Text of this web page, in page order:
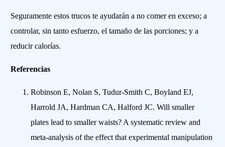
Seguramente estos trucos te ayudarán a no comer en exceso; a
controlar, sin tanto esfuerzo, el tamaño de las porciones; y a
reducir calorías.
Referencias
Robinson E, Nolan S, Tudur-Smith C, Boyland EJ,
Harrold JA, Hardman CA, Halford JC. Will smaller
plates lead to smaller waists? A systematic review and
meta-analysis of the effect that experimental manipulation